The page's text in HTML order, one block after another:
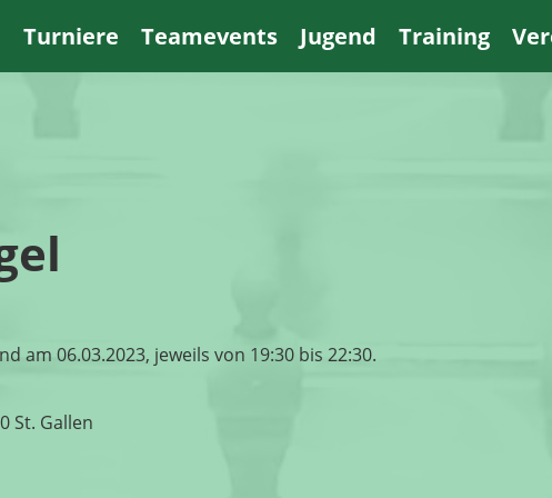
Turniere Teamevents Jugend Training
am 06.03.2023, jeweils von 19:30 bis 22:30.
St. Gallen